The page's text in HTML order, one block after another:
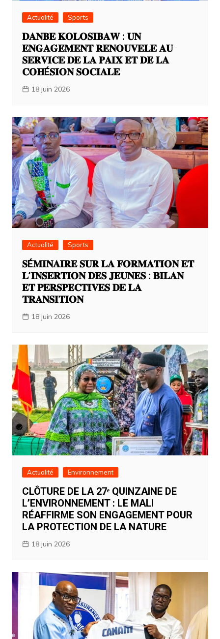
Actualité Sports
𝐃𝐀𝐍𝐁𝐄 𝐊𝐎𝐋𝐎𝐒𝐈𝐁𝐀𝐖 : 𝐔𝐍
𝐄𝐍𝐆𝐀𝐆𝐄𝐌𝐄𝐍𝐓 𝐑𝐄𝐍𝐎𝐔𝐕𝐄𝐋𝐄 𝐀𝐔
𝐒𝐄𝐑𝐕𝐈𝐂𝐄 𝐃𝐄 𝐋𝐀 𝐏𝐀𝐈𝐗 𝐄𝐓 𝐃𝐄 𝐋𝐀
𝐂𝐎𝐇É𝐒𝐈𝐎𝐍 𝐒𝐎𝐂𝐈𝐀𝐋𝐄
18 juin 2026
Actualité Sports
𝐒É𝐌𝐈𝐍𝐀𝐈𝐑𝐄 𝐒𝐔𝐑 𝐋𝐀 𝐅𝐎𝐑𝐌𝐀𝐓𝐈𝐎𝐍 𝐄𝐓
𝐋’𝐈𝐍𝐒𝐄𝐑𝐓𝐈𝐎𝐍 𝐃𝐄𝐒 𝐉𝐄𝐔𝐍𝐄𝐒 : 𝐁𝐈𝐋𝐀𝐍
𝐄𝐓 𝐏𝐄𝐑𝐒𝐏𝐄𝐂𝐓𝐈𝐕𝐄𝐒 𝐃𝐄 𝐋𝐀
𝐓𝐑𝐀𝐍𝐒𝐈𝐓𝐈𝐎𝐍
18 juin 2026
Actualité Environnement
CLÔTURE DE LA 27ᵉ QUINZAINE DE
L’ENVIRONNEMENT : LE MALI
RÉAFFIRME SON ENGAGEMENT POUR
LA PROTECTION DE LA NATURE
18 juin 2026